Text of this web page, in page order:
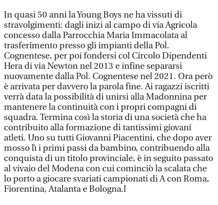
In quasi 50 anni la Young Boys ne ha vissuti di
stravolgimenti: dagli inizi al campo di via Agricola
concesso dalla Parrocchia Maria Immacolata al
trasferimento presso gli impianti della Pol.
Cognentese, per poi fondersi col Circolo Dipendenti
Hera di via Newton nel 2013 e infine separarsi
nuovamente dalla Pol. Cognentese nel 2021. Ora però
è arrivata per davvero la parola fine. Ai ragazzi iscritti
verrà data la possibilità di unirsi alla Madonnina per
mantenere la continuità con i propri compagni di
squadra. Termina così la storia di una società che ha
contribuito alla formazione di tantissimi giovani
atleti. Uno su tutti Giovanni Piacentini, che dopo aver
mosso lì i primi passi da bambino, contribuendo alla
conquista di un titolo provinciale, è in seguito passato
al vivaio del Modena con cui cominciò la scalata che
lo porto a giocare svariati campionati di A con Roma,
Fiorentina, Atalanta e Bologna.l